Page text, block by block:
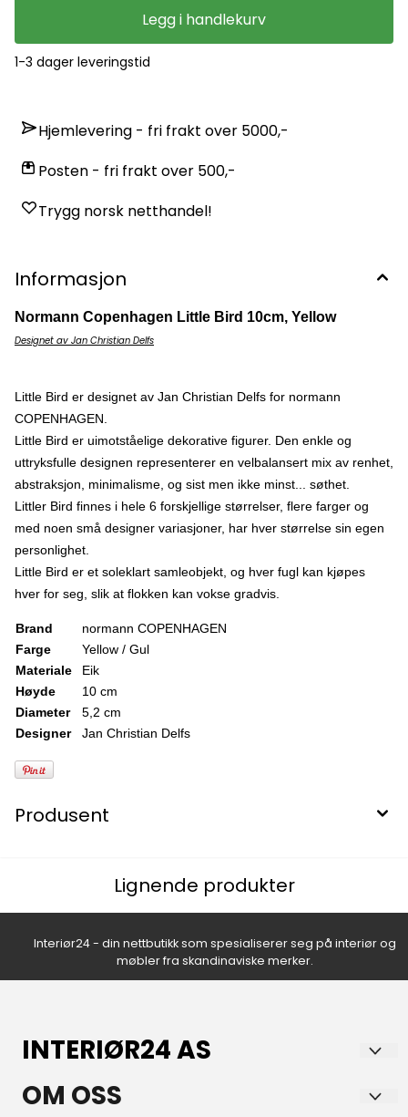
Legg i handlekurv
1-3 dager leveringstid
Hjemlevering - fri frakt over 5000,-
Posten - fri frakt over 500,-
Trygg norsk netthandel!
Informasjon
Normann Copenhagen Little Bird 10cm, Yellow
Designet av Jan Christian Delfs
Little Bird er designet av Jan Christian Delfs for normann
COPENHAGEN.
Little Bird er uimotståelige dekorative figurer. Den enkle og
uttryksfulle designen representerer en velbalansert mix av renhet,
abstraksjon, minimalisme, og sist men ikke minst... søthet.
Littler Bird finnes i hele 6 forskjellige størrelser, flere farger og
med noen små designer variasjoner, har hver størrelse sin egen
personlighet.
Little Bird er et soleklart samleobjekt, og hver fugl kan kjøpes
hver for seg, slik at flokken kan vokse gradvis.
Brand
normann COPENHAGEN
Farge
Yellow / Gul
Materiale
Eik
Høyde
10 cm
Diameter
5,2 cm
Designer
Jan Christian Delfs
Produsent
Lignende produkter
Interiør24 - din nettbutikk som spesialiserer seg på interiør og
møbler fra skandinaviske merker.
INTERIØR24 AS
Vi brenner for å skape inspirerende og funksjonelle hjem, og
OM OSS